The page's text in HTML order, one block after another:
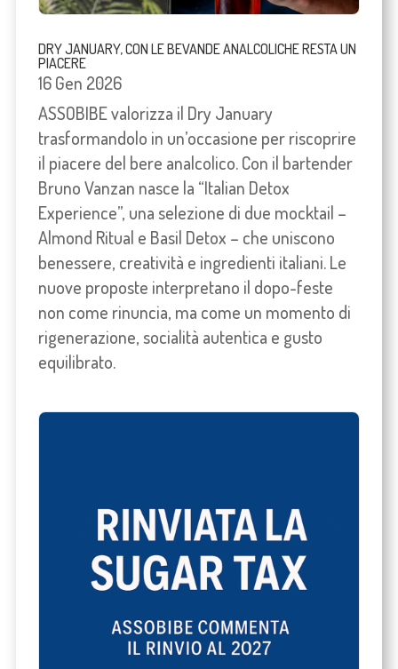
DRY JANUARY, CON LE BEVANDE ANALCOLICHE RESTA UN
PIACERE
16 Gen 2026
ASSOBIBE valorizza il Dry January
trasformandolo in un’occasione per riscoprire
il piacere del bere analcolico. Con il bartender
Bruno Vanzan nasce la “Italian Detox
Experience”, una selezione di due mocktail –
Almond Ritual e Basil Detox – che uniscono
benessere, creatività e ingredienti italiani. Le
nuove proposte interpretano il dopo-feste
non come rinuncia, ma come un momento di
rigenerazione, socialità autentica e gusto
equilibrato.